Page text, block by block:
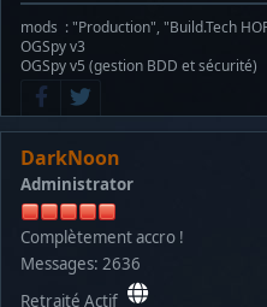
Warning:
Warning:
Warning:
Warning:
Warning:
mods : "Production", "Build.Tech
OGSpy v3
OGSpy v5 (gestion BDD et sécurité)
DarkNoon
Administrator
Complètement accro !
Messages: 2636
Retraité Actif